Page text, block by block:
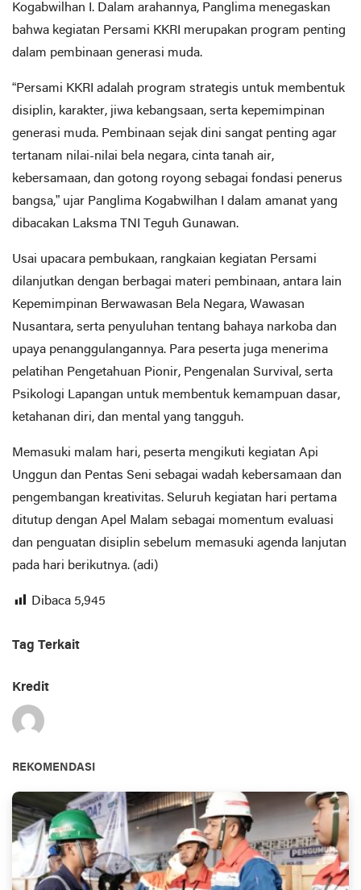
Kogabwilhan I. Dalam arahannya, Panglima menegaskan
bahwa kegiatan Persami KKRI merupakan program penting
dalam pembinaan generasi muda.
“Persami KKRI adalah program strategis untuk membentuk
disiplin, karakter, jiwa kebangsaan, serta kepemimpinan
generasi muda. Pembinaan sejak dini sangat penting agar
tertanam nilai-nilai bela negara, cinta tanah air,
kebersamaan, dan gotong royong sebagai fondasi penerus
bangsa,” ujar Panglima Kogabwilhan I dalam amanat yang
dibacakan Laksma TNI Teguh Gunawan.
Usai upacara pembukaan, rangkaian kegiatan Persami
dilanjutkan dengan berbagai materi pembinaan, antara lain
Kepemimpinan Berwawasan Bela Negara, Wawasan
Nusantara, serta penyuluhan tentang bahaya narkoba dan
upaya penanggulangannya. Para peserta juga menerima
pelatihan Pengetahuan Pionir, Pengenalan Survival, serta
Psikologi Lapangan untuk membentuk kemampuan dasar,
ketahanan diri, dan mental yang tangguh.
Memasuki malam hari, peserta mengikuti kegiatan Api
Unggun dan Pentas Seni sebagai wadah kebersamaan dan
pengembangan kreativitas. Seluruh kegiatan hari pertama
ditutup dengan Apel Malam sebagai momentum evaluasi
dan penguatan disiplin sebelum memasuki agenda lanjutan
pada hari berikutnya. (adi)
Dibaca 5,945
Tag Terkait
Kredit
REKOMENDASI